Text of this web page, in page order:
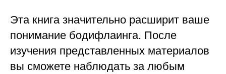
Эта книга значительно расширит ваше
понимание бодифлаинга. После
изучения представленных материалов
вы сможете наблюдать за любым